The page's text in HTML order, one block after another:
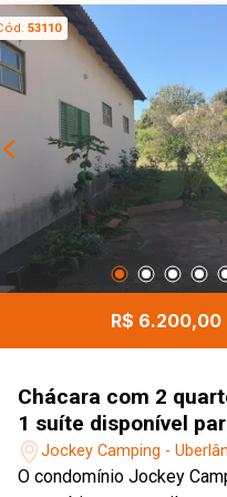
53110
R$ 6.200,00
Chácara com 2
1 suíte disponível
no bairro Jockey
Uberlândia-MG
Jockey Camping -
O condomínio Jockey